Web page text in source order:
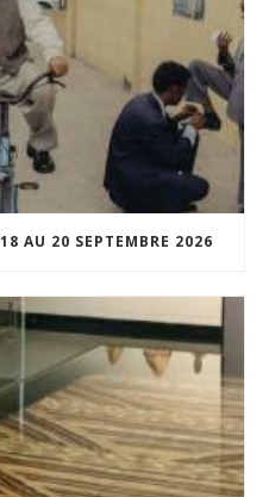
AU 20 SEPTEMBRE 2026